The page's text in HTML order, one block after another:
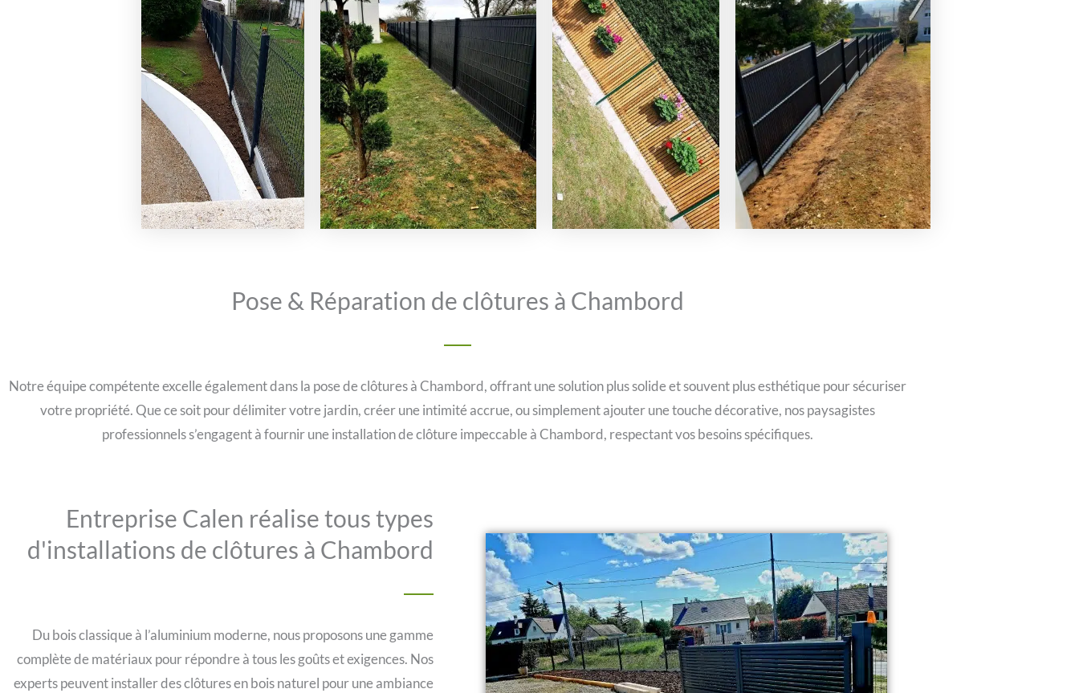
Pose & Réparation de clôtures à Chambord
Notre équipe compétente excelle également dans la pose de clôtures à Chambord, offrant une solution plus solide et souvent plus esthétique pour sécuriser
votre propriété. Que ce soit pour délimiter votre jardin, créer une intimité accrue, ou simplement ajouter une touche décorative, nos paysagistes
professionnels s’engagent à fournir une installation de clôture impeccable à Chambord, respectant vos besoins spécifiques.
Entreprise Calen réalise tous types
d'installations de clôtures à Chambord
Du bois classique à l’aluminium moderne, nous proposons une gamme
complète de matériaux pour répondre à tous les goûts et exigences. Nos
experts peuvent installer des clôtures en bois naturel pour une ambiance